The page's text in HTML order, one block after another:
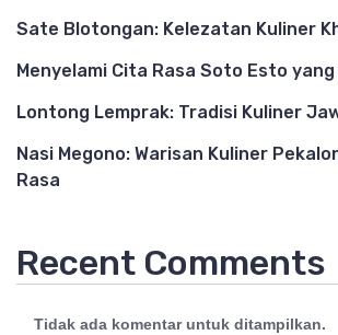
Sate Blotongan: Kelezatan Kuliner
Menyelami Cita Rasa Soto Esto yang
Lontong Lemprak: Tradisi Kuliner
Nasi Megono: Warisan Kuliner
Rasa
Recent Comments
Tidak ada komentar untuk ditampilkan.